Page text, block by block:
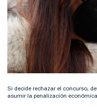
Si decide rechazar el concurso,
asumir la penalización